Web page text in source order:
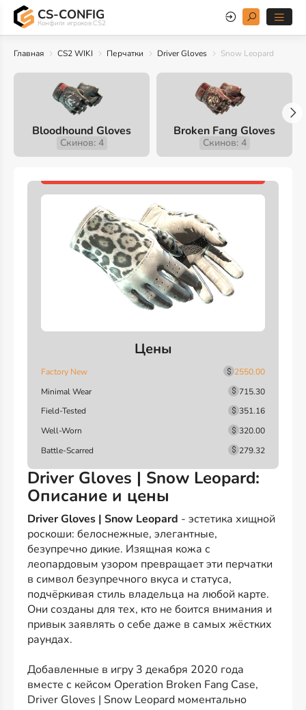
CS-CONFIG
Конфиги игроков CS2
Главная CS2 WIKI Перчатки Driver Gloves Snow Leopard
Bloodhound Gloves
Скинов: 4
Broken Fang Gloves
Скинов: 4
Цены
Factory New
2550.00
Minimal Wear
715.30
Field-Tested
351.16
Well-Worn
320.00
Battle-Scarred
279.32
Driver Gloves | Snow Leopard:
Описание и цены
Driver Gloves | Snow Leopard - эстетика хищной
роскоши: белоснежные, элегантные,
безупречно дикие. Изящная кожа с
леопардовым узором превращает эти перчатки
в символ безупречного вкуса и статуса,
подчёркивая стиль владельца на любой карте.
Они созданы для тех, кто не боится внимания и
привык заявлять о себе даже в самых жёстких
раундах.
Добавленные в игру 3 декабря 2020 года
вместе с кейсом Operation Broken Fang Case,
Driver Gloves | Snow Leopard моментально